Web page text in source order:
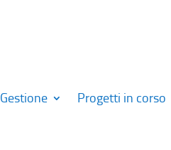
Gestione Progetti in corso